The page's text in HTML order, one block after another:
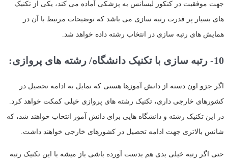
جهت موفقیت در کنکور لیسانس به پزشکی آماده می کند، یکی از تکنیک
های بسیار پر قدرت رتبه سازی می باشد که توضیحات مرتبط با آن در
همایش های رتبه سازی در انتخاب رشته داده خواهد شد.
10- رتبه سازی با تکنیک دانشگاه/ رشته های پروازی:
اگر جزو اون دسته از دانش آموزها هستی که تمایل به ادامه تحصیل در
کشورهای خارجی داری، تکنیک رشته های پروازی خیلی کمکت خواهد کرد.
در این تکنیک رشته و دانشگاه هایی برای دانش آموز انتخاب خواهند شد، که
شانس بالاتری جهت ادامه تحصیل در کشورهای خارجی خواهند داشت.
حتی اگر رتبه خیلی بدی هم بدست آورده باشی باز میشه با این تکنیک رتبه